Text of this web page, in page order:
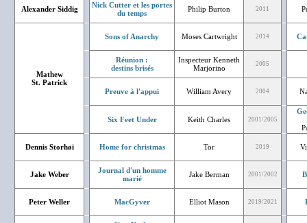
Alexander Siddig
Nick Cutter et les portes
du temps
Philip Burton 2011
Mathew
St. Patrick
Sons of Anarchy Moses Cartwright 2014
Réunion :
destins brisés
Inspecteur Kenneth
Marjorino
2005
Preuve à l'appui William Avery 2004
Six Feet Under Keith Charles 2001/2005
Dennis Storhøi Home for christmas Tor 2019
Jake Weber
Journal d'un homme
marié
Jake Berman 2001/2002
Peter Weller MacGyver Elliot Mason 2019/2021